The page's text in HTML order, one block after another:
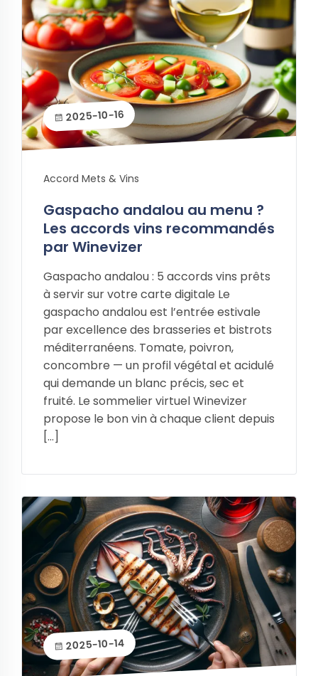
2025-10-16
Accord Mets & Vins
Gaspacho andalou au menu ?
Les accords vins recommandés
par Winevizer
Gaspacho andalou : 5 accords vins prêts
à servir sur votre carte digitale Le
gaspacho andalou est l’entrée estivale
par excellence des brasseries et bistrots
méditerranéens. Tomate, poivron,
concombre — un profil végétal et acidulé
qui demande un blanc précis, sec et
fruité. Le sommelier virtuel Winevizer
propose le bon vin à chaque client depuis
[…]
2025-10-14